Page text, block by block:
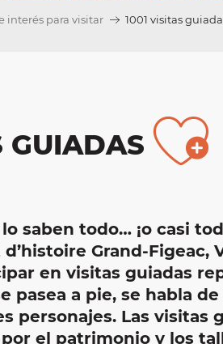
interés para visitar 1001 visitas
GUIADAS
saben todo… ¡o casi
Grand-Figeac,
en visitas guiadas
pasea a pie, se habla
personajes. Las visitas
el patrimonio y los